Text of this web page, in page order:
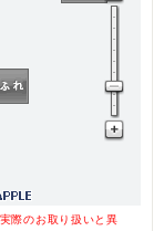
際のお取り扱いと異